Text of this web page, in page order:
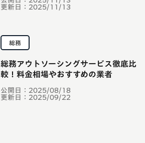
更新日： 2025/11/13
総務
公開日： 2025/08/18
更新日： 2025/09/22
総務アウトソーシングサービス徹底比
較！料金相場やおすすめの業者